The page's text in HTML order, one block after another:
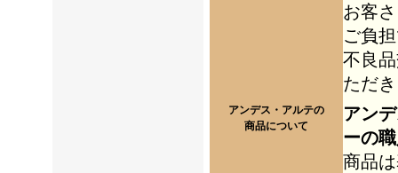
お客
ご負
不良
ただ
アンデス・アルテの
商品について
アン
ーの
商品